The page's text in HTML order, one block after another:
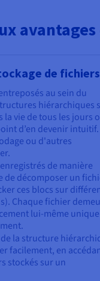
de fichiers
au sein du
hiérarchiques
vie de tous les jours
d’en devenir intuitif.
ou d'autres
de manière
de décomposer un
ces blocs sur
Chaque fichier
lui-même
la structure
facilement, en
stockés sur un